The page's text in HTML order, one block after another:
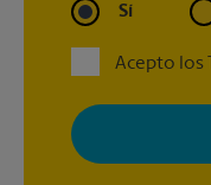
Sí
Acepto los
Al registrarse, acepta
Store con noticias,
adaptados a sus
momento. Para más